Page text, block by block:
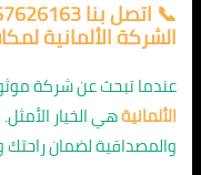
الشركة الألمانية
عندما تبحث عن شركة
الألمانيةهي الخيار
والمصداقية لضمان